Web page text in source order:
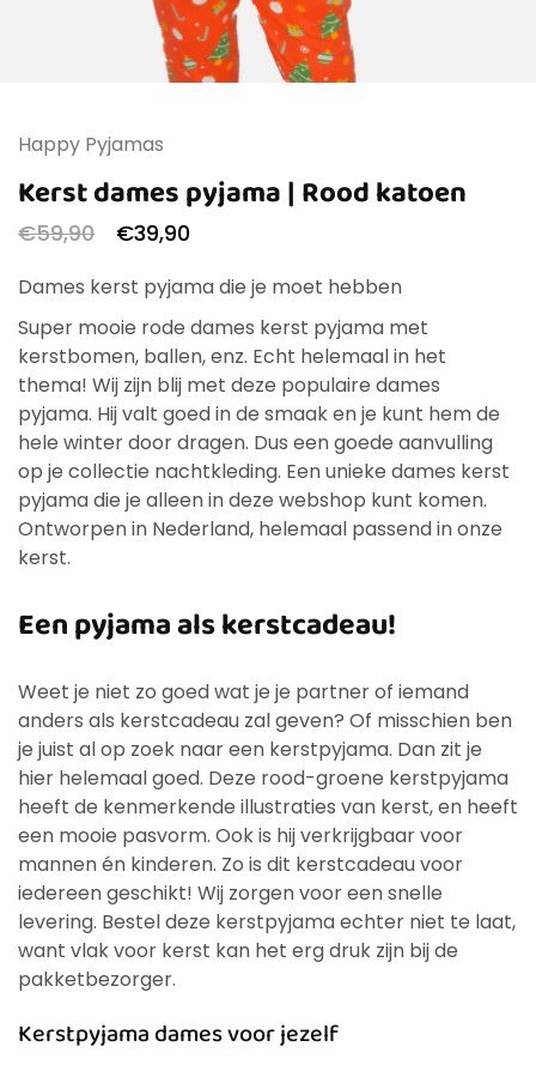
Happy Pyjamas
Kerst dames pyjama | Rood katoen
€59,90 €39,90
Dames kerst pyjama die je moet hebben
Super mooie rode dames kerst pyjama met
kerstbomen, ballen, enz. Echt helemaal in het
thema! Wij zijn blij met deze populaire dames
pyjama. Hij valt goed in de smaak en je kunt hem de
hele winter door dragen. Dus een goede aanvulling
op je collectie nachtkleding. Een unieke dames kerst
pyjama die je alleen in deze webshop kunt komen.
Ontworpen in Nederland, helemaal passend in onze
kerst.
Een pyjama als kerstcadeau!
Weet je niet zo goed wat je je partner of iemand
anders als kerstcadeau zal geven? Of misschien ben
je juist al op zoek naar een kerstpyjama. Dan zit je
hier helemaal goed. Deze rood-groene kerstpyjama
heeft de kenmerkende illustraties van kerst, en heeft
een mooie pasvorm. Ook is hij verkrijgbaar voor
mannen én kinderen. Zo is dit kerstcadeau voor
iedereen geschikt! Wij zorgen voor een snelle
levering. Bestel deze kerstpyjama echter niet te laat,
want vlak voor kerst kan het erg druk zijn bij de
pakketbezorger.
Kerstpyjama dames voor jezelf